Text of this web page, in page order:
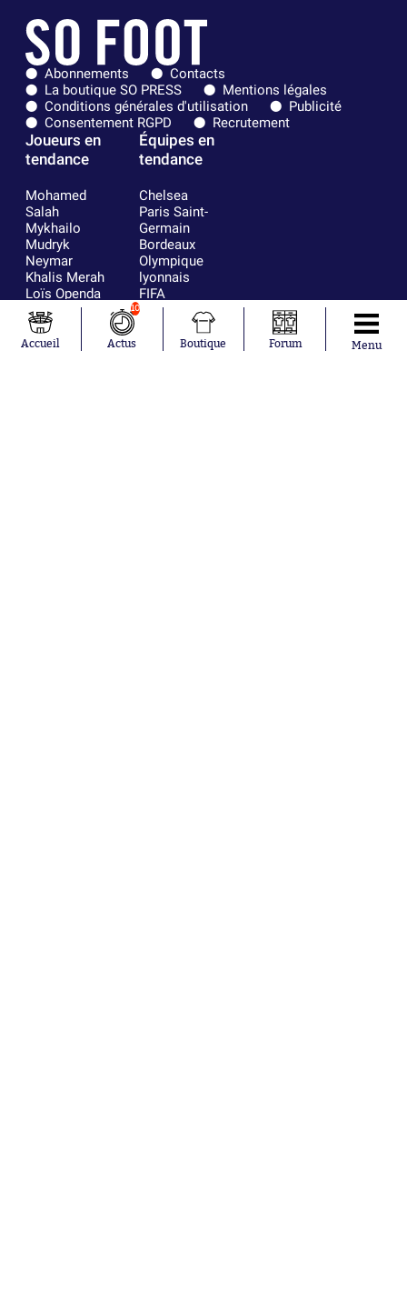
Abonnements
Contacts
La boutique SO PRESS
Mentions légales
Conditions générales d'utilisation
Publicité
Consentement RGPD
Recrutement
Joueurs en
tendance
Mohamed
Salah
Mykhailo
Mudryk
Neymar
Khalis Merah
Loïs Openda
Moussa
Niakhaté
Nicolás
Équipes en
tendance
Chelsea
Paris Saint-
Germain
Bordeaux
Olympique
lyonnais
FIFA
Real Madrid
RC Strasbourg
AC Milan
Accueil
10
Actus Boutique Forum Menu